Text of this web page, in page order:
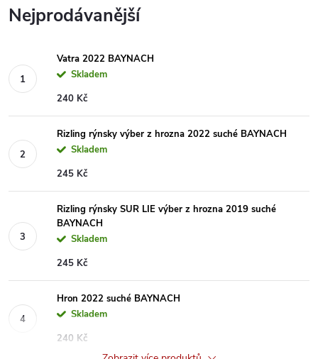
Nejprodávanější
Vatra 2022 BAYNACH
Skladem
240 Kč
Rizling rýnsky výber z hrozna 2022 suché BAYNACH
Skladem
245 Kč
Rizling rýnsky SUR LIE výber z hrozna 2019 suché
BAYNACH
Skladem
245 Kč
Hron 2022 suché BAYNACH
Skladem
240 Kč